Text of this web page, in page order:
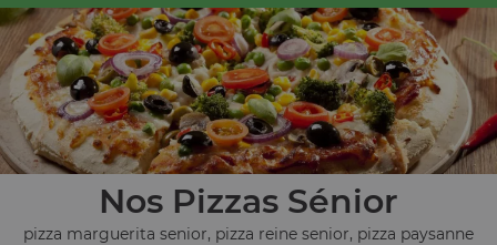
Nos Pizzas Sénior
pizza marguerita senior, pizza reine senior, pizza paysanne